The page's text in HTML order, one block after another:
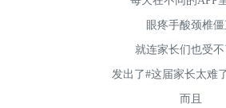
眼疼手酸颈椎僵
就连家长们也受不
发出了#这届家长太难
而且